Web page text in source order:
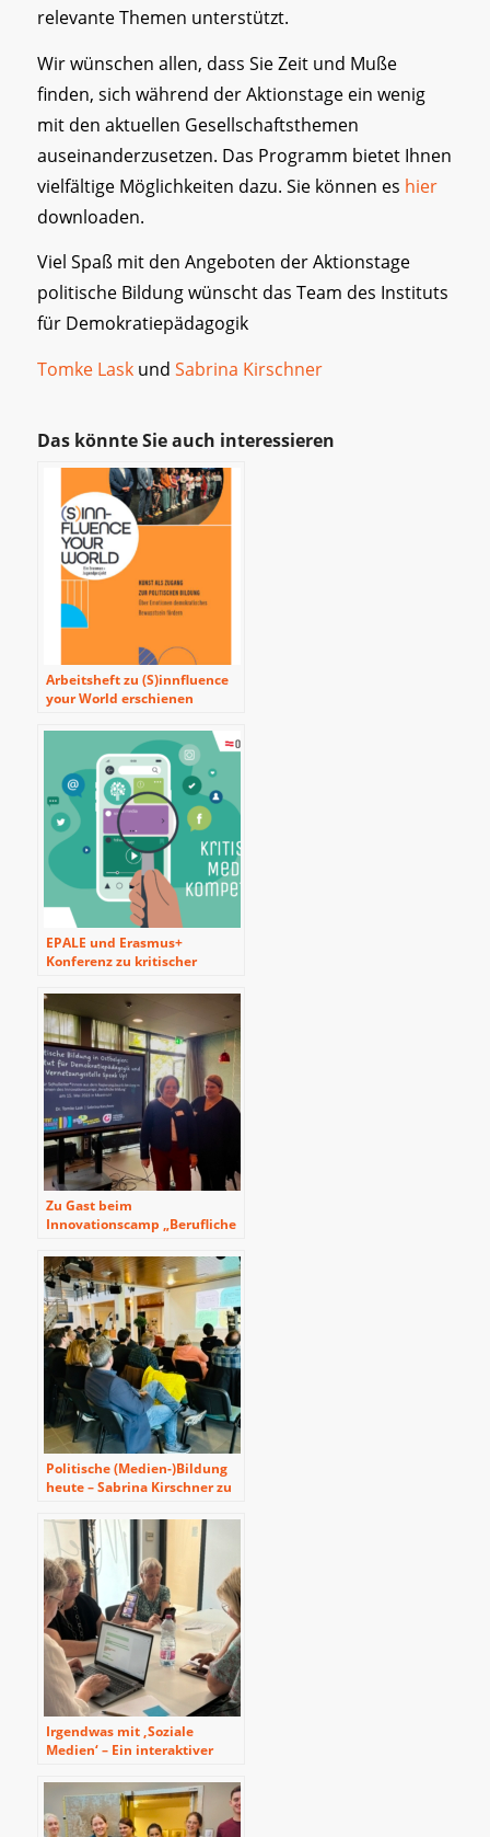
relevante Themen unterstützt.
Wir wünschen allen, dass Sie Zeit und Muße
finden, sich während der Aktionstage ein wenig
mit den aktuellen Gesellschaftsthemen
auseinanderzusetzen. Das Programm bietet Ihnen
vielfältige Möglichkeiten dazu. Sie können es hier
downloaden.
Viel Spaß mit den Angeboten der Aktionstage
politische Bildung wünscht das Team des Instituts
für Demokratiepädagogik
Tomke Laskund Sabrina Kirschner
Das könnte Sie auch interessieren
Arbeitsheft zu (S)innfluence
your World erschienen
EPALE und Erasmus+
Konferenz zu kritischer
Informationskompetenz in
Wien
Zu Gast beim
Innovationscamp „Berufliche
Politische (Medien-)Bildung
heute – Sabrina Kirschner zu
Mediendienste der DG im BRF
Irgendwas mit ‚Soziale
Medien‘ – Ein interaktiver
Cookies und Bauer sucht Frau